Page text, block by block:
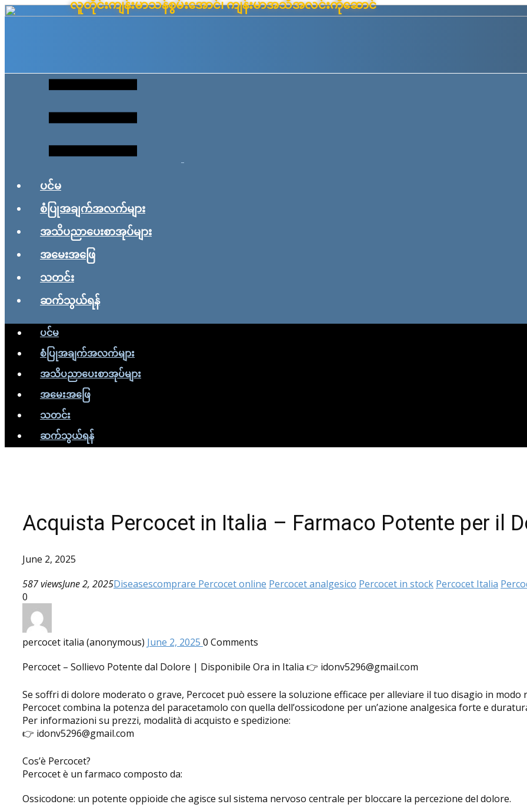
Skip
လူတိုင်းကျန်းမာသန်စွမ်းအောင်၊ ကျန်းမာအသိအလင်းကိုဆောင်
ပင်မ
စံပြုအချက်အလက်များ
အသိပညာပေးစာအုပ်များ
အမေးအဖြေ
သတင်း
ဆက်သွယ်ရန်
ပင်မ
စံပြုအချက်အလက်များ
အသိပညာပေးစာအုပ်များ
အမေးအဖြေ
သတင်း
ဆက်သွယ်ရန်
Acquista Percocet in Italia – Farmaco Potente per il
June 2, 2025
587 viewsJune 2, 2025Diseasescomprare Percocet online Percocet analgesico Percocet in stock Percocet Italia
0
percocet italia (anonymous) June 2, 2025 0 Comments
Percocet – Sollievo Potente dal Dolore | Disponibile Ora in Italia 👉 idonv5296@gmail.com
Se soffri di dolore moderato o grave, Percocet può essere la soluzione efficace per alleviare il tuo disagio in
Percocet combina la potenza del paracetamolo con quella dell’ossicodone per un’azione analgesica forte e
Per informazioni su prezzi, modalità di acquisto e spedizione:
👉 idonv5296@gmail.com
Cos’è Percocet?
Percocet è un farmaco composto da:
Ossicodone: un potente oppioide che agisce sul sistema nervoso centrale per bloccare la percezione del dolore.